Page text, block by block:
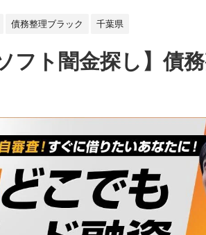
債務整理ブラック 千葉県
フト闇金探し】債